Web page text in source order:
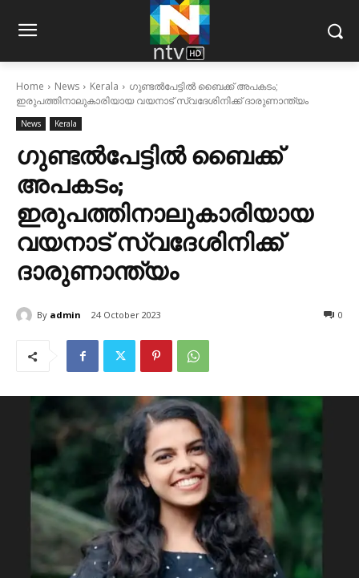
Home News Kerala
ഗുണ്ടൽപേട്ടിൽ ബൈക്ക് അപകടം;
ഇരുപത്തിനാലുകാരിയായ വയനാട് സ്വദേശിനിക്ക് ദാരുണാന്ത്യം
News Kerala
ഗുണ്ടൽപേട്ടിൽ ബൈക്ക്
അപകടം;
ഇരുപത്തിനാലുകാരിയായ
വയനാട് സ്വദേശിനിക്ക്
ദാരുണാന്ത്യം
By admin 24 October 2023 0